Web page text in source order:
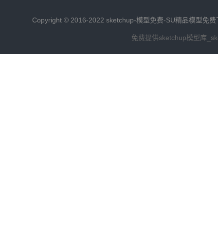
Copyright © 2016-2022 sketchup-模型免费-SU精品模型免
免费提供sketchup模型库